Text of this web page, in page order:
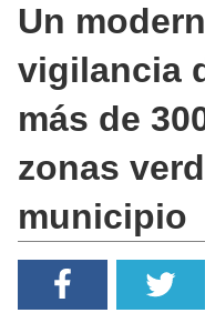
Un
vigilancia
más de
zonas
municipio